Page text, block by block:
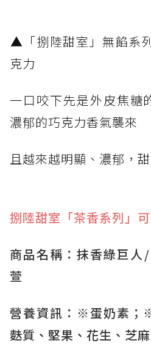
​▲「捌陸甜室」無餡系
克力
一口咬下先是外皮焦糖
濃郁的巧克力香氣襲來
且越來越明顯、濃郁，
捌陸甜室「茶香系列」
商品名稱：抹香綠巨
萱
營養資訊：※蛋奶素；
麩質、堅果、花生、芝麻